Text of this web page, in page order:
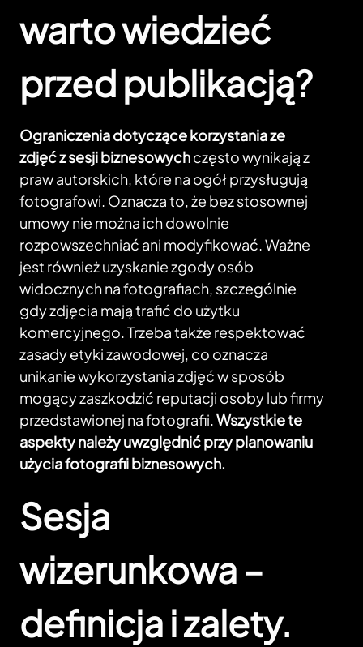
warto wiedzieć
przed publikacją?
Ograniczenia dotyczące korzystania ze
zdjęć z sesji biznesowychczęsto wynikają z
praw autorskich, które na ogół przysługują
fotografowi. Oznacza to, że bez stosownej
umowy nie można ich dowolnie
rozpowszechniać ani modyfikować. Ważne
jest również uzyskanie zgody osób
widocznych na fotografiach, szczególnie
gdy zdjęcia mają trafić do użytku
komercyjnego. Trzeba także respektować
zasady etyki zawodowej, co oznacza
unikanie wykorzystania zdjęć w sposób
mogący zaszkodzić reputacji osoby lub firmy
przedstawionej na fotografii.Wszystkie te
aspekty należy uwzględnić przy planowaniu
użycia fotografii biznesowych.
Sesja
wizerunkowa –
definicja i zalety.